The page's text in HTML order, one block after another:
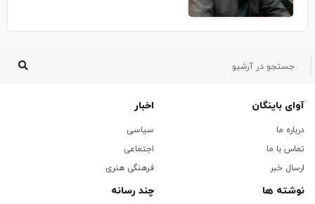
آوای باینگان
درباره ما
تماس با ما
ارسال خبر
اخبار
سیاسی
اجتماعی
فرهنگی هنری
نوشته ها چند رسانه